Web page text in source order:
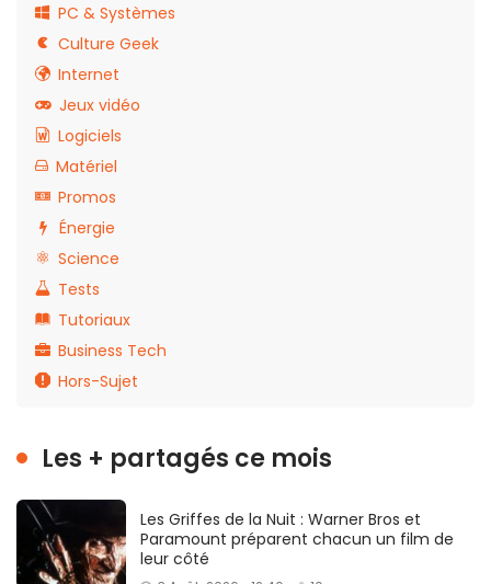
PC & Systèmes
Culture Geek
Internet
Jeux vidéo
Logiciels
Matériel
Promos
Énergie
Science
Tests
Tutoriaux
Business Tech
Hors-Sujet
Les + partagés ce mois
Les Griffes de la Nuit : Warner Bros et
Paramount préparent chacun un film de
leur côté